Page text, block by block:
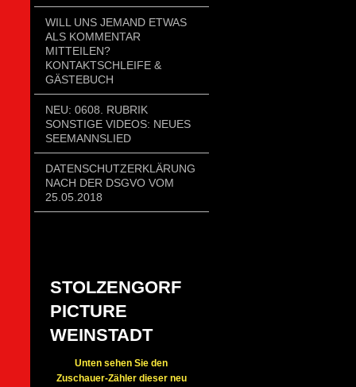
WILL UNS JEMAND ETWAS
ALS KOMMENTAR
MITTEILEN?
KONTAKTSCHLEIFE &
GÄSTEBUCH
NEU: 0608. RUBRIK
SONSTIGE VIDEOS: NEUES
SEEMANNSLIED
DATENSCHUTZERKLÄRUNG
NACH DER DSGVO VOM
25.05.2018
STOLZENGORF
PICTURE
WEINSTADT
Unten sehen Sie den
Zuschauer-Zähler dieser neu